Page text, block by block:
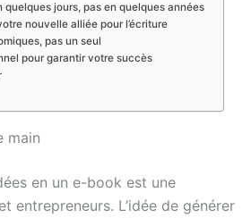
quelques jours, pas en quelques années
nouvelle alliée pour l’écriture
pas un seul
pour garantir votre succès
main
en un e-book est une
entrepreneurs. L’idée de générer